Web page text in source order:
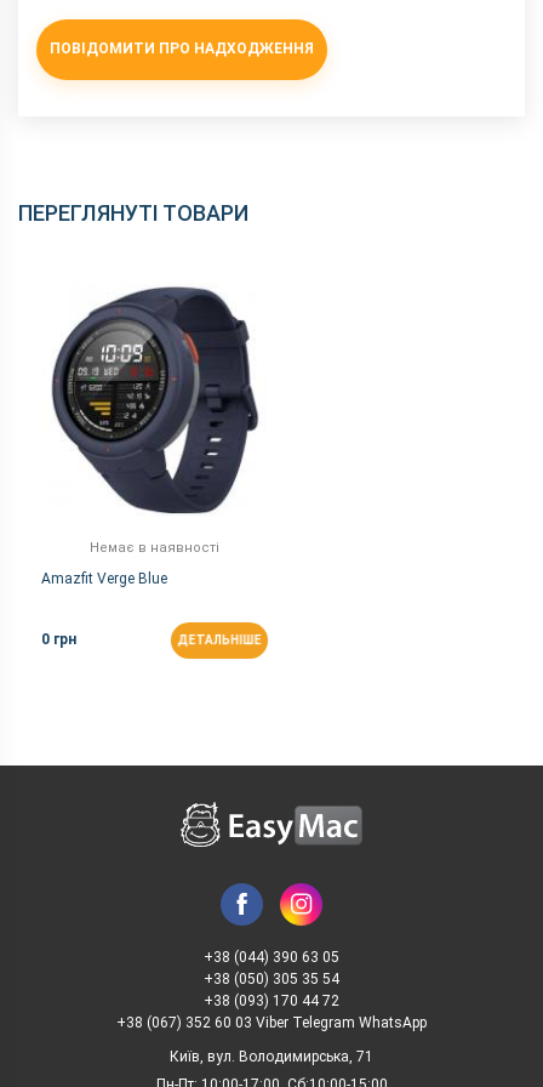
ПОВІДОМИТИ ПРО НАДХОДЖЕННЯ
ПЕРЕГЛЯНУТІ ТОВАРИ
Немає в наявності
Amazfit Verge Blue
0 грн ДЕТАЛЬНІШЕ
+38 (044) 390 63 05
+38 (050) 305 35 54
+38 (093) 170 44 72
+38 (067) 352 60 03 Viber Telegram WhatsApp
Київ, вул. Володимирська, 71